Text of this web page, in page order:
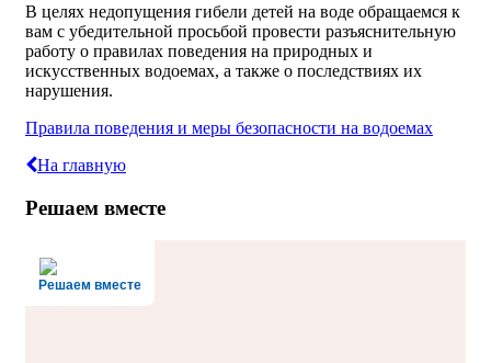
В целях недопущения гибели детей на воде обращаемся к
вам с убедительной просьбой провести разъяснительную
работу о правилах поведения на природных и
искусственных водоемах, а также о последствиях их
нарушения.
Правила поведения и меры безопасности на водоемах
На главную
Решаем вместе
Решаем вместе